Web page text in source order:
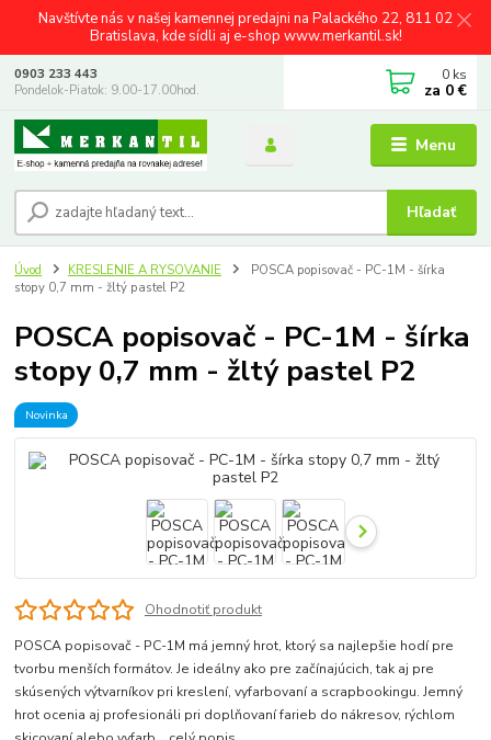
Navštívte nás v našej kamennej predajni na Palackého 22, 811 02
Bratislava, kde sídli aj e-shop www.merkantil.sk!
Menu
Hľadať
0903 233 443
Pondelok-Piatok: 9.00-17.00hod.
0 ks
za 0 €
Úvod KRESLENIE A RYSOVANIE
POSCA popisovač - PC-1M - šírka
stopy 0,7 mm - žltý pastel P2
POSCA popisovač - PC-1M - šírka
stopy 0,7 mm - žltý pastel P2
Novinka
Ohodnotiť produkt
POSCA popisovač - PC-1M má jemný hrot, ktorý sa najlepšie hodí pre
tvorbu menších formátov. Je ideálny ako pre začínajúcich, tak aj pre
skúsených výtvarníkov pri kreslení, vyfarbovaní a scrapbookingu. Jemný
hrot ocenia aj profesionáli pri doplňovaní farieb do nákresov, rýchlom